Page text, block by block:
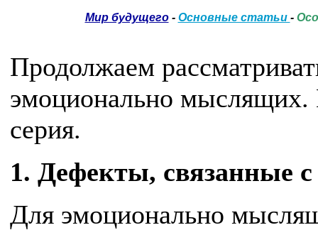
Мир будущего- Основные статьи -
Продолжаем
эмоционально мыслящих.
серия.
1. Дефекты, связанные
Для эмоционально